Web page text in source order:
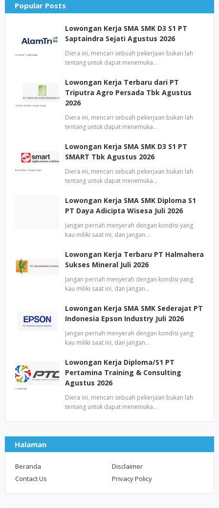
Popular Posts
Lowongan Kerja SMA SMK D3 S1 PT
Saptaindra Sejati Agustus 2026
Diera ini, mencari sebuah pekerjaan bukan lah
tentang untuk dapat menemuka…
Lowongan Kerja Terbaru dari PT
Triputra Agro Persada Tbk Agustus
2026
Diera ini, mencari sebuah pekerjaan bukan lah
tentang untuk dapat menemuka…
Lowongan Kerja SMA SMK D3 S1 PT
SMART Tbk Agustus 2026
Diera ini, mencari sebuah pekerjaan bukan lah
tentang untuk dapat menemuka…
Lowongan Kerja SMA SMK Diploma S1
PT Daya Adicipta Wisesa Juli 2026
Jangan pernah menyerah dengan kondisi yang
kau miliki saat ini, dan jangan…
Lowongan Kerja Terbaru PT Halmahera
Sukses Mineral Juli 2026
Jangan pernah menyerah dengan kondisi yang
kau miliki saat ini, dan jangan…
Lowongan Kerja SMA SMK Sederajat PT
Indonesia Epson Industry Juli 2026
Jangan pernah menyerah dengan kondisi yang
kau miliki saat ini, dan jangan…
Lowongan Kerja Diploma/S1 PT
Pertamina Training & Consulting
Agustus 2026
Diera ini, mencari sebuah pekerjaan bukan lah
tentang untuk dapat menemuka…
Halaman
Beranda
Disclaimer
Contact Us
Privacy Policy